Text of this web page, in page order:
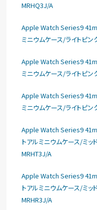
MRHQ3J/A
Apple Watch Series9
ミニウムケース/ライトピ
Apple Watch Series9
ミニウムケース/ライトピ
Apple Watch Series9
ミニウムケース/ライトピ
Apple Watch Series9
トアルミニウムケース/ミ
MRHT3J/A
Apple Watch Series9
トアルミニウムケース/ミッ
MRHR3J/A